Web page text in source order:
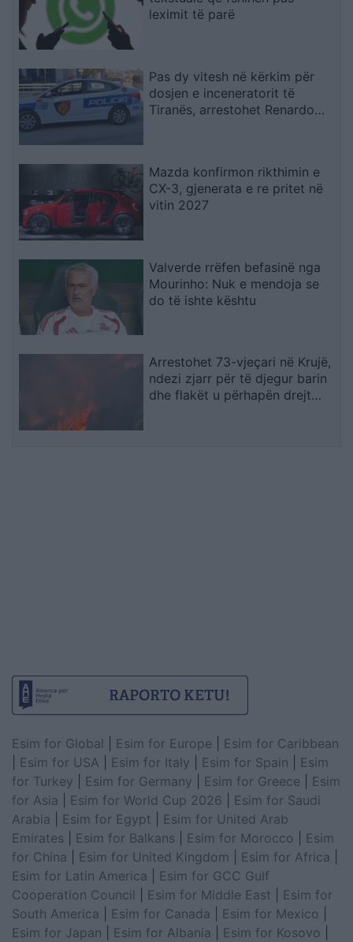
leximit të parë
Pas dy vitesh në kërkim për
dosjen e inceneratorit të
Tiranës, arrestohet Renardo
Mazda konfirmon rikthimin e
CX-3, gjenerata e re pritet në
vitin 2027
Valverde rrëfen befasinë nga
Mourinho: Nuk e mendoja se
do të ishte kështu
Arrestohet 73-vjeçari në Krujë,
ndezi zjarr për të djegur barin
dhe flakët u përhapën drejt
Esim for Global Esim for Europe
Esim for Caribbean
Esim for USA Esim for Italy Esim for Spain
Esim
for Turkey
Esim for Germany Esim for Greece
Esim
for Asia
Esim for World Cup 2026
Esim for Saudi
Arabia
Esim for Egypt
Esim for United Arab
Emirates
Esim for Balkans Esim for Morocco
Esim
for China
Esim for United Kingdom Esim for Africa
Esim for Latin America
Esim for GCC Gulf
Cooperation Council
Esim for Middle East
Esim for
South America
Esim for Canada Esim for Mexico
Esim for Japan
Esim for Albania Esim for Kosovo